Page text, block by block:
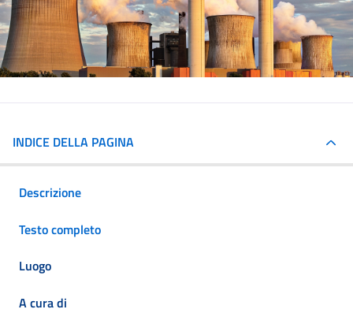
INDICE DELLA PAGINA
Descrizione
Testo completo
Luogo
A cura di